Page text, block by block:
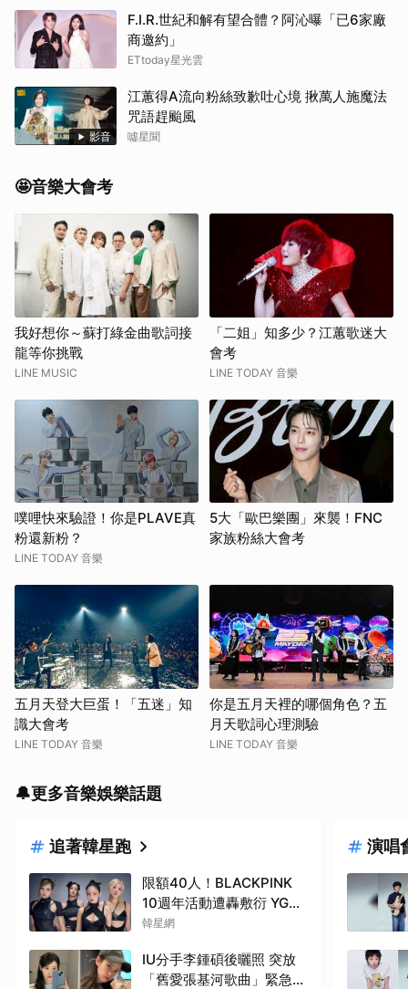
F.I.R.世紀和解有望合體？阿沁曝「已6家廠
商邀約」
ETtoday星光雲
影音
江蕙得A流向粉絲致歉吐心境 揪萬人施魔法
咒語趕颱風
噓星聞
🤩音樂大會考
我好想你～蘇打綠金曲歌詞接
龍等你挑戰
LINE MUSIC
「二姐」知多少？江蕙歌迷大
會考
LINE TODAY 音樂
噗哩快來驗證！你是PLAVE真
粉還新粉？
LINE TODAY 音樂
5大「歐巴樂團」來襲！FNC
家族粉絲大會考
五月天登大巨蛋！「五迷」知
識大會考
LINE TODAY 音樂
你是五月天裡的哪個角色？五
月天歌詞心理測驗
LINE TODAY 音樂
🔔更多音樂娛樂話題
追著韓星跑
限額40人！BLACKPINK
10週年活動遭轟敷衍 YG急
回應
韓星網
IU分手李鍾碩後曬照 突放
「舊愛張基河歌曲」緊急刪
演唱